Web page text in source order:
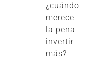
¿cuándo
merece
la pena
invertir
más?